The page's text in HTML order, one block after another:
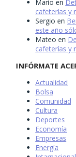
Mario en
cafeterías y
Sergio en
este año
Mateo en
cafeterías y
INFÓRMATE
Actualidad
Bolsa
Comunidad
Cultura
Deportes
Economía
Empresas
Energía